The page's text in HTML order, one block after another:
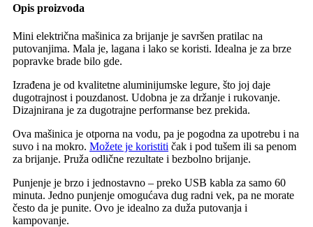
Opis proizvoda
Mini električna mašinica za brijanje je savršen pratilac na
putovanjima. Mala je, lagana i lako se koristi. Idealna je za brze
popravke brade bilo gde.
Izrađena je od kvalitetne aluminijumske legure, što joj daje
dugotrajnost i pouzdanost. Udobna je za držanje i rukovanje.
Dizajnirana je za dugotrajne performanse bez prekida.
Ova mašinica je otporna na vodu, pa je pogodna za upotrebu i na
suvo i na mokro. Možete je koristiti čak i pod tušem ili sa penom
za brijanje. Pruža odlične rezultate i bezbolno brijanje.
Punjenje je brzo i jednostavno – preko USB kabla za samo 60
minuta. Jedno punjenje omogućava dug radni vek, pa ne morate
često da je punite. Ovo je idealno za duža putovanja i
kampovanje.